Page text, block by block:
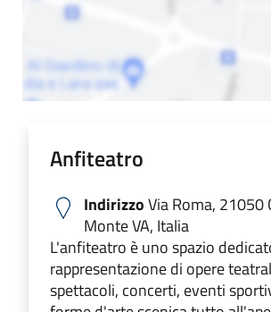
Anfiteatro
IndirizzoVia Roma, 21050
Monte VA, Italia
L'anfiteatro è uno spazio
rappresentazione di opere
spettacoli, concerti, eventi